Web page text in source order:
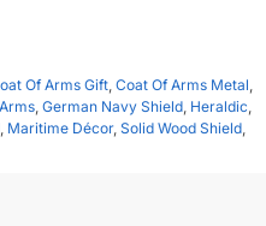
Of Arms Gift Coat Of Arms Metal
German Navy Shield Heraldic
Maritime Décor, Solid Wood Shield